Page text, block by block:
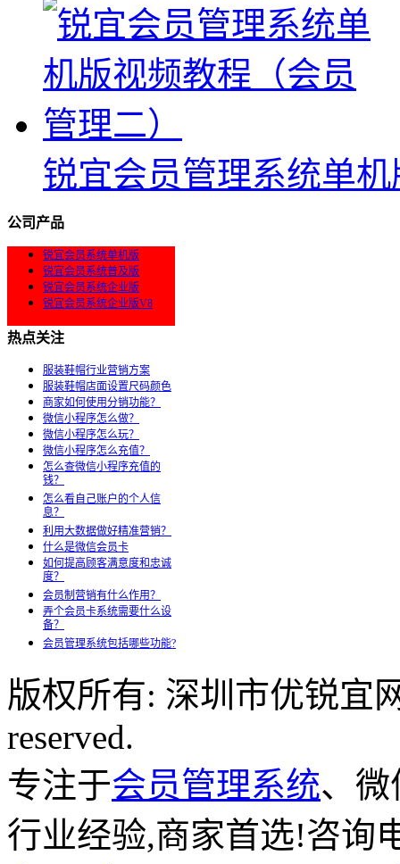
锐宜会员管理系统单
公司产品
锐宜会员系统单机版
锐宜会员系统普及版
锐宜会员系统企业版
锐宜会员系统企业版V8
热点关注
服装鞋帽行业营销方案
服装鞋帽店面设置尺码颜色
商家如何使用分销功能？
微信小程序怎么做？
微信小程序怎么玩？
微信小程序怎么充值？
怎么查微信小程序充值的
钱？
怎么看自己账户的个人信
息？
利用大数据做好精准营销？
什么是微信会员卡
如何提高顾客满意度和忠诚
度？
会员制营销有什么作用？
弄个会员卡系统需要什么设
备？
会员管理系统包括哪些功能?
版权所有: 深圳市优锐宜
reserved.
专注于会员管理系统、
行业经验,商家首选!咨询